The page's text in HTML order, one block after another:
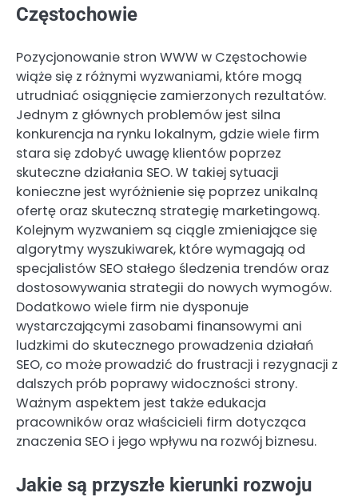
Częstochowie
Pozycjonowanie stron WWW w Częstochowie
wiąże się z różnymi wyzwaniami, które mogą
utrudniać osiągnięcie zamierzonych rezultatów.
Jednym z głównych problemów jest silna
konkurencja na rynku lokalnym, gdzie wiele firm
stara się zdobyć uwagę klientów poprzez
skuteczne działania SEO. W takiej sytuacji
konieczne jest wyróżnienie się poprzez unikalną
ofertę oraz skuteczną strategię marketingową.
Kolejnym wyzwaniem są ciągle zmieniające się
algorytmy wyszukiwarek, które wymagają od
specjalistów SEO stałego śledzenia trendów oraz
dostosowywania strategii do nowych wymogów.
Dodatkowo wiele firm nie dysponuje
wystarczającymi zasobami finansowymi ani
ludzkimi do skutecznego prowadzenia działań
SEO, co może prowadzić do frustracji i rezygnacji z
dalszych prób poprawy widoczności strony.
Ważnym aspektem jest także edukacja
pracowników oraz właścicieli firm dotycząca
znaczenia SEO i jego wpływu na rozwój biznesu.
Jakie są przyszłe kierunki rozwoju